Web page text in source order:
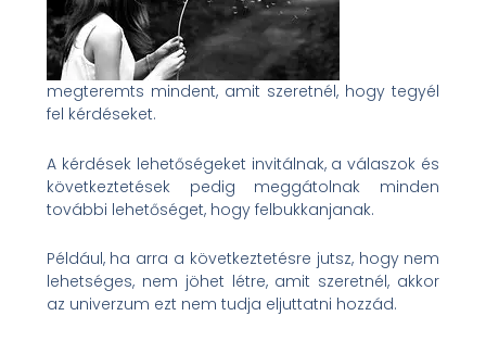
megteremts mindent, amit szeretnél, hogy tegyél
fel kérdéseket.
A kérdések lehetőségeket invitálnak, a válaszok és
következtetések pedig meggátolnak minden
további lehetőséget, hogy felbukkanjanak.
Például, ha arra a következtetésre jutsz, hogy nem
lehetséges, nem jöhet létre, amit szeretnél, akkor
az univerzum ezt nem tudja eljuttatni hozzád.